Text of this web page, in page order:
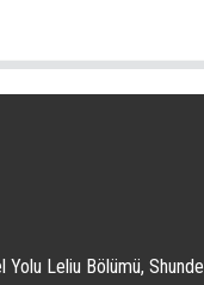
Leliu Bölümü, Shunde